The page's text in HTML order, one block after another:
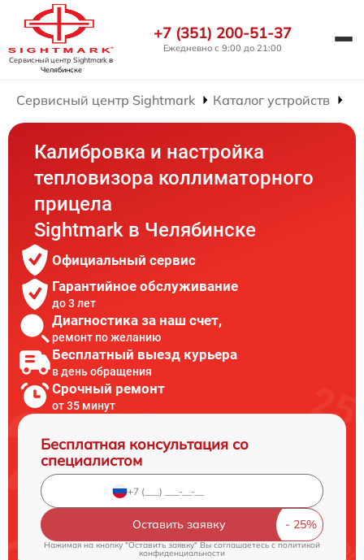
Сервисный центр Sightmarkв
Челябинске
+7 (351) 200-51-37
Ежедневно с 9:00 до 21:00
Сервисный центр Sightmark Каталог устройств
Калибровка и настройка
тепловизора коллиматорного
прицела
Sightmark в Челябинске
Официальный сервис
Гарантийное обслуживание
до 3 лет
Диагностика за наш счет,
ремонт по желанию
Бесплатный выезд курьера
в день обращения
Срочный ремонт
от 35 минут
Бесплатная консультация со
специалистом
Оставить заявку
Нажимая на кнопку "Оставить заявку" Вы соглашаетесь cполитикой
конфиденциальности